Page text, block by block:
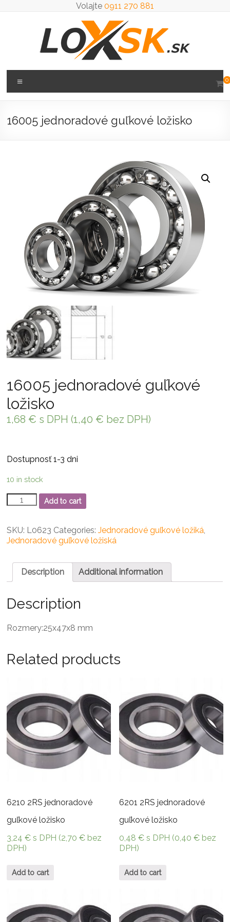
Volajte 0911 270 881
Loxsk
predaj
0
16005 jednoradové guľkové ložisko
16005 jednoradové guľkové
ložisko
1,68 € s DPH (1,40 € bez DPH)
Dostupnosť 1-3 dni
10 in stock
16005
jednoradové
ložisko
quantity
Add to cart
SKU: L0623 Categories:Jednoradové guľkové ložiká,
Jednoradové guľkové ložiská
Description Additional information
Description
Rozmery:25x47x8 mm
Related products
6210 2RS jednoradové
guľkové ložisko
3,24€ s DPH (2,70€ bez
DPH)
Add to cart
6201 2RS jednoradové
guľkové ložisko
0,48€ s DPH (0,40€ bez
DPH)
Add to cart